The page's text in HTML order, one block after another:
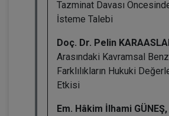
Tazminat Davası
İsteme Talebi
Doç. Dr. Pelin
Arasındaki Kavramsal
Farklılıkların Hukuki
Etkisi
Em. Hâkim İlhami